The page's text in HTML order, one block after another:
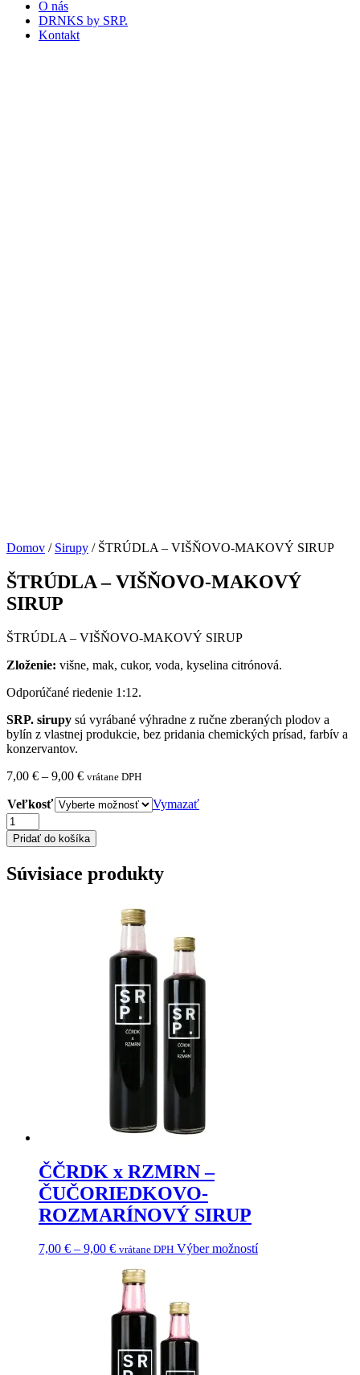
O nás
DRNKS by SRP.
Kontakt
Domov / Sirupy / ŠTRÚDLA – VIŠŇOVO-MAKOVÝ SIRUP
ŠTRÚDLA – VIŠŇOVO-MAKOVÝ
SIRUP
ŠTRÚDLA – VIŠŇOVO-MAKOVÝ SIRUP
Zloženie: višne, mak, cukor, voda, kyselina citrónová.
Odporúčané riedenie 1:12.
SRP. sirupy sú vyrábané výhradne z ručne zberaných plodov a
bylín z vlastnej produkcie, bez pridania chemických prísad, farbív a
konzervantov.
7,00 € – 9,00 €Price
7,00 €
9,00 €
vrátane DPH
Veľkosť
Vymazať
množstvo
ŠTRÚDLA
-
MAKOVÝ
Pridať do košíka
Súvisiace produkty
ČČRDK x RZMRN –
ČUČORIEDKOVO-
ROZMARÍNOVÝ SIRUP
7,00 € – 9,00 €Price
7,00 €
through
9,00 €
vrátane DPH Výber možnostíTento